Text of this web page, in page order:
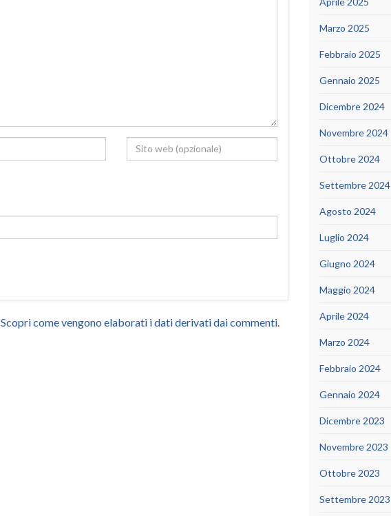
Scopri come vengono elaborati i dati derivati dai commenti.
Marzo 2025
Febbraio 2025
Gennaio 2025
Dicembre 2024
Novembre 2024
Ottobre 2024
Settembre 2024
Agosto 2024
Luglio 2024
Giugno 2024
Maggio 2024
Aprile 2024
Marzo 2024
Febbraio 2024
Gennaio 2024
Dicembre 2023
Novembre 2023
Ottobre 2023
Settembre 2023